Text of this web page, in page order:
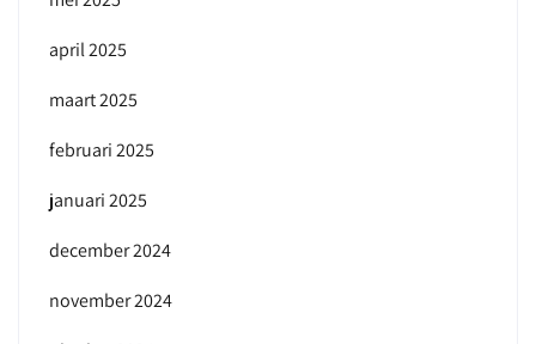
april 2025
maart 2025
februari 2025
januari 2025
december 2024
november 2024